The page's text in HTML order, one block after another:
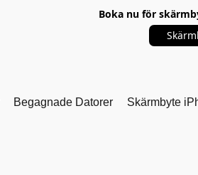
Boka nu för
Begagnade Datorer Skärmbyte